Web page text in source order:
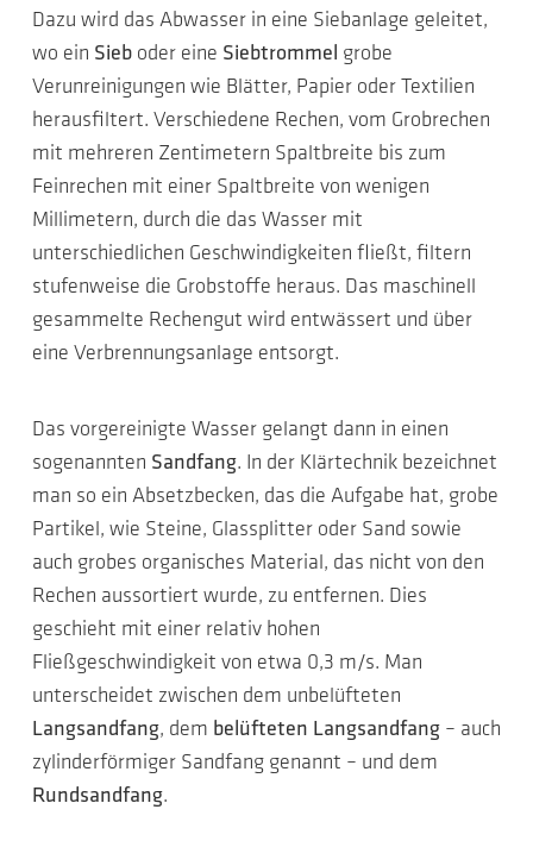
Dazu wird das Abwasser in eine Siebanlage geleitet,
wo ein Sieb oder eine Siebtrommel grobe
Verunreinigungen wie Blätter, Papier oder Textilien
herausfiltert. Verschiedene Rechen, vom Grobrechen
mit mehreren Zentimetern Spaltbreite bis zum
Feinrechen mit einer Spaltbreite von wenigen
Millimetern, durch die das Wasser mit
unterschiedlichen Geschwindigkeiten fließt, filtern
stufenweise die Grobstoffe heraus. Das maschinell
gesammelte Rechengut wird entwässert und über
eine Verbrennungsanlage entsorgt.
Das vorgereinigte Wasser gelangt dann in einen
sogenannten Sandfang. In der Klärtechnik bezeichnet
man so ein Absetzbecken, das die Aufgabe hat, grobe
Partikel, wie Steine, Glassplitter oder Sand sowie
auch grobes organisches Material, das nicht von den
Rechen aussortiert wurde, zu entfernen. Dies
geschieht mit einer relativ hohen
Fließgeschwindigkeit von etwa 0,3 m/s. Man
unterscheidet zwischen dem unbelüfteten
Langsandfang, dem belüfteten Langsandfang – auch
zylinderförmiger Sandfang genannt – und dem
Rundsandfang.